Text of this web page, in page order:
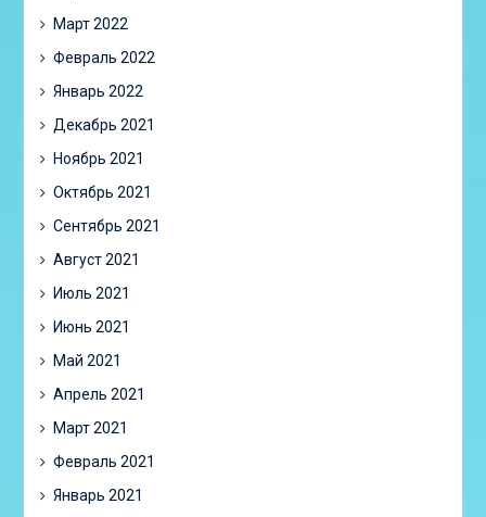
Март 2022
Февраль 2022
Январь 2022
Декабрь 2021
Ноябрь 2021
Октябрь 2021
Сентябрь 2021
Август 2021
Июль 2021
Июнь 2021
Май 2021
Апрель 2021
Март 2021
Февраль 2021
Январь 2021